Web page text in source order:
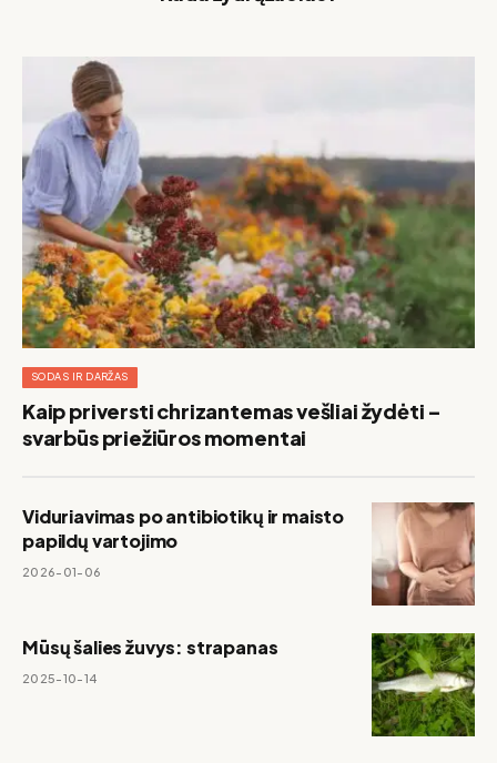
SODAS IR DARŽAS
Kaip priversti chrizantemas vešliai žydėti –
svarbūs priežiūros momentai
Viduriavimas po antibiotikų ir maisto
papildų vartojimo
2026-01-06
Mūsų šalies žuvys: strapanas
2025-10-14